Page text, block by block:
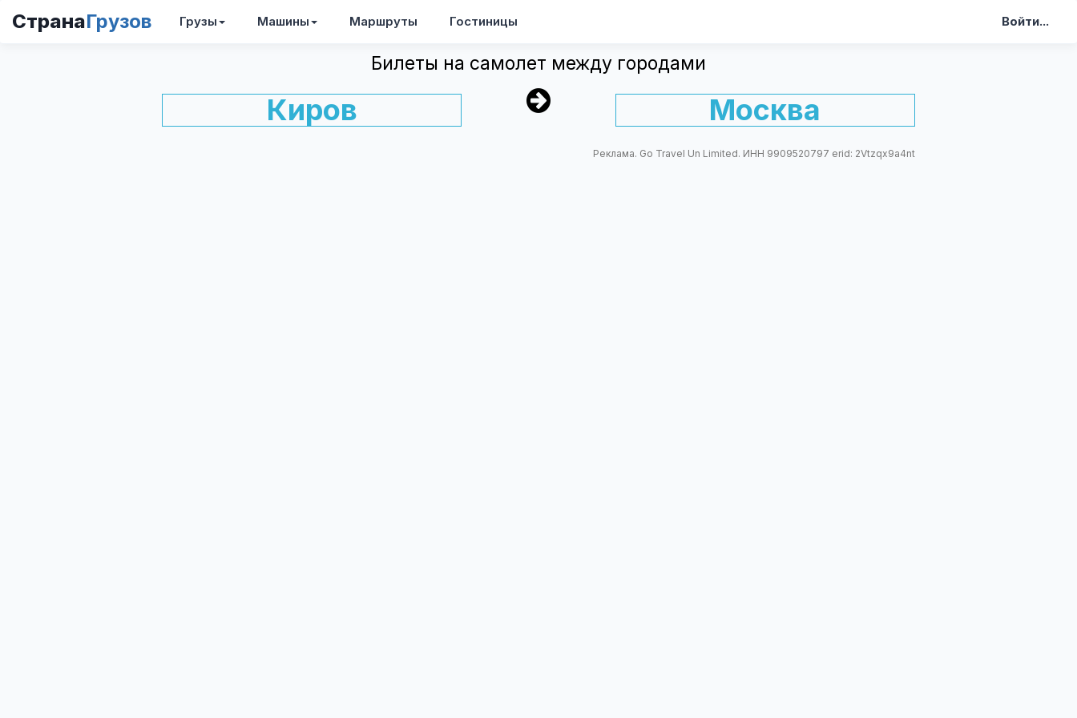
СтранаГрузов Грузы Машины Маршруты Гостиницы Войти...
Билеты на самолет между городами
Киров Москва
Реклама. Go Travel Un Limited. ИНН 9909520797 erid: 2Vtzqx9a4nt